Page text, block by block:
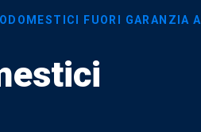
FUORI GARANZIA A